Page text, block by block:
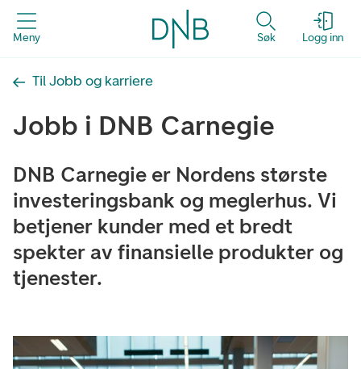
Meny Søk Logg inn
Til Jobb og karriere
Jobb i DNB Carnegie
DNB Carnegie er Nordens største
investeringsbank og meglerhus. Vi
betjener kunder med et bredt
spekter av finansielle produkter og
tjenester.